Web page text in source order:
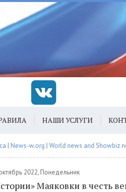
НАШИ УСЛУГИ
| News-w.org | World news and Showbiz
2022, Понедельник
Маяковки в честь